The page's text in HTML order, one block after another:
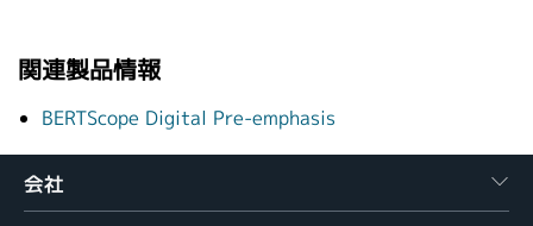
韓国語
繁體中文
関連製品情報
BERTScope Digital Pre-emphasis
会社